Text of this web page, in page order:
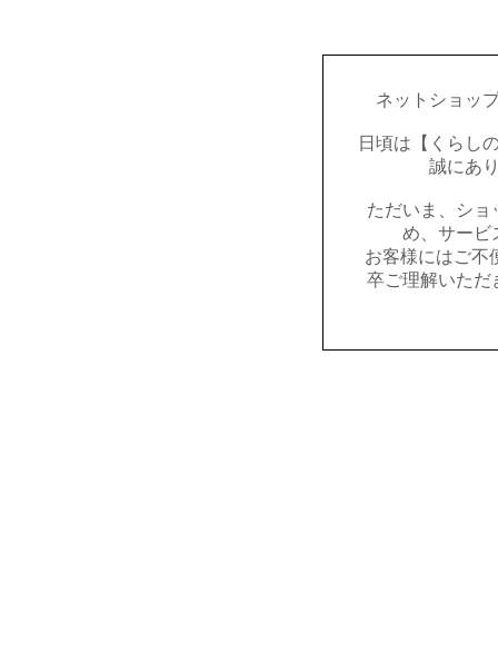
ネットショッ
日頃は【くらし
誠にあ
ただいま、ショ
め、サービ
お客様にはご不
卒ご理解いただ